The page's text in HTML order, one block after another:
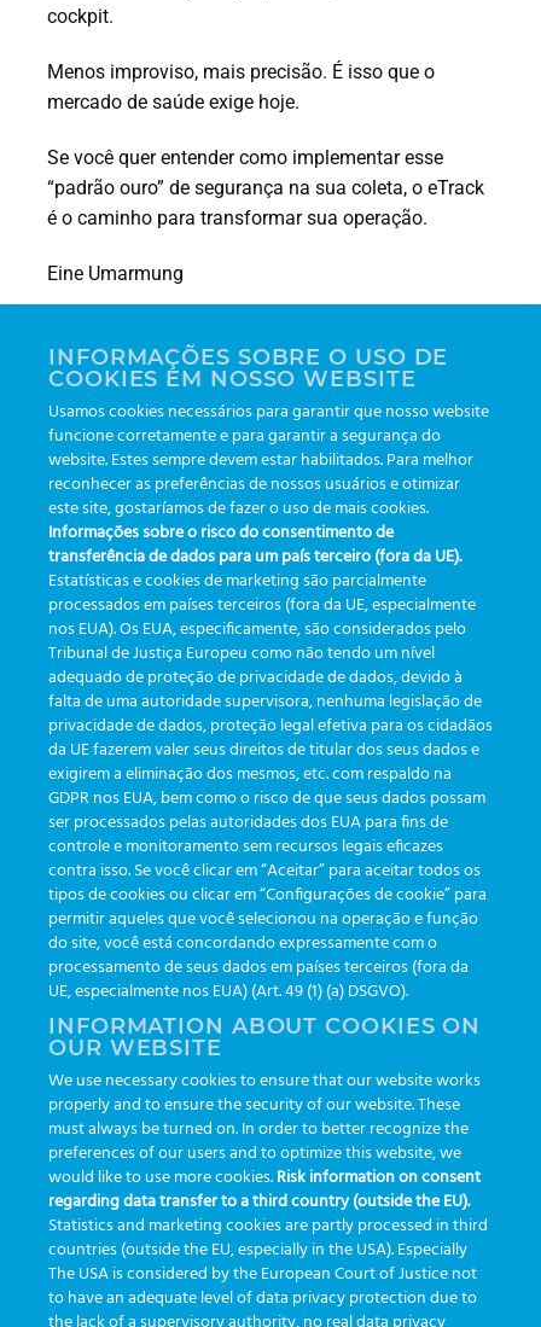
cockpit.
Menos improviso, mais precisão. É isso que o
mercado de saúde exige hoje.
Se você quer entender como implementar esse
“padrão ouro” de segurança na sua coleta, o eTrack
é o caminho para transformar sua operação.
Eine Umarmung
Vertriebs- und Technologiemanager
Drones em Nova York:
Inovação sem controle é
apenas barulho?
De Cannes ao laboratório: o
que um filme 100% feito por
IA ensina sobre o futuro do
GBO eTrack
KATEGORIEN
Aktualisierungen(19)
Veranstaltungen(19)
Funktionalitäten(35)
Newsletter (111)
TAGS
auditoria automação
congresso customização dashboard DICQ eficiência
enterprise etrack flebotomista governança clínica
GreinerBioOne greinerbioonebr HL7 IA informação
inovação ISO15189 laboratório novas tecnologias PALC
preanalitica processo de coleta produtividade
Pré-analítica qualidade rastreabilidade RDC
rotina laboratorial saúde tecnologia tomada de decisão
INFORMAÇÕES SOBRE O USO DE
COOKIES EM NOSSO WEBSITE
Usamos cookies necessários para garantir que nosso website
funcione corretamente e para garantir a segurança do
website. Estes sempre devem estar habilitados. Para melhor
reconhecer as preferências de nossos usuários e otimizar
este site, gostaríamos de fazer o uso de mais cookies.
Informações sobre o risco do consentimento de
transferência de dados para um país terceiro (fora da UE).
Estatísticas e cookies de marketing são parcialmente
processados em países terceiros (fora da UE, especialmente
nos EUA). Os EUA, especificamente, são considerados pelo
Tribunal de Justiça Europeu como não tendo um nível
adequado de proteção de privacidade de dados, devido à
falta de uma autoridade supervisora, nenhuma legislação de
privacidade de dados, proteção legal efetiva para os cidadãos
da UE fazerem valer seus direitos de titular dos seus dados e
exigirem a eliminação dos mesmos, etc. com respaldo na
GDPR nos EUA, bem como o risco de que seus dados possam
ser processados pelas autoridades dos EUA para fins de
controle e monitoramento sem recursos legais eficazes
contra isso. Se você clicar em “Aceitar” para aceitar todos os
tipos de cookies ou clicar em “Configurações de cookie” para
permitir aqueles que você selecionou na operação e função
do site, você está concordando expressamente com o
processamento de seus dados em países terceiros (fora da
UE, especialmente nos EUA) (Art. 49 (1) (a) DSGVO).
INFORMATION ABOUT COOKIES ON
OUR WEBSITE
We use necessary cookies to ensure that our website works
properly and to ensure the security of our website. These
must always be turned on. In order to better recognize the
preferences of our users and to optimize this website, we
would like to use more cookies.Risk information on consent
regarding data transfer to a third country (outside the EU).
Statistics and marketing cookies are partly processed in third
countries (outside the EU, especially in the USA). Especially
The USA is considered by the European Court of Justice not
to have an adequate level of data privacy protection due to